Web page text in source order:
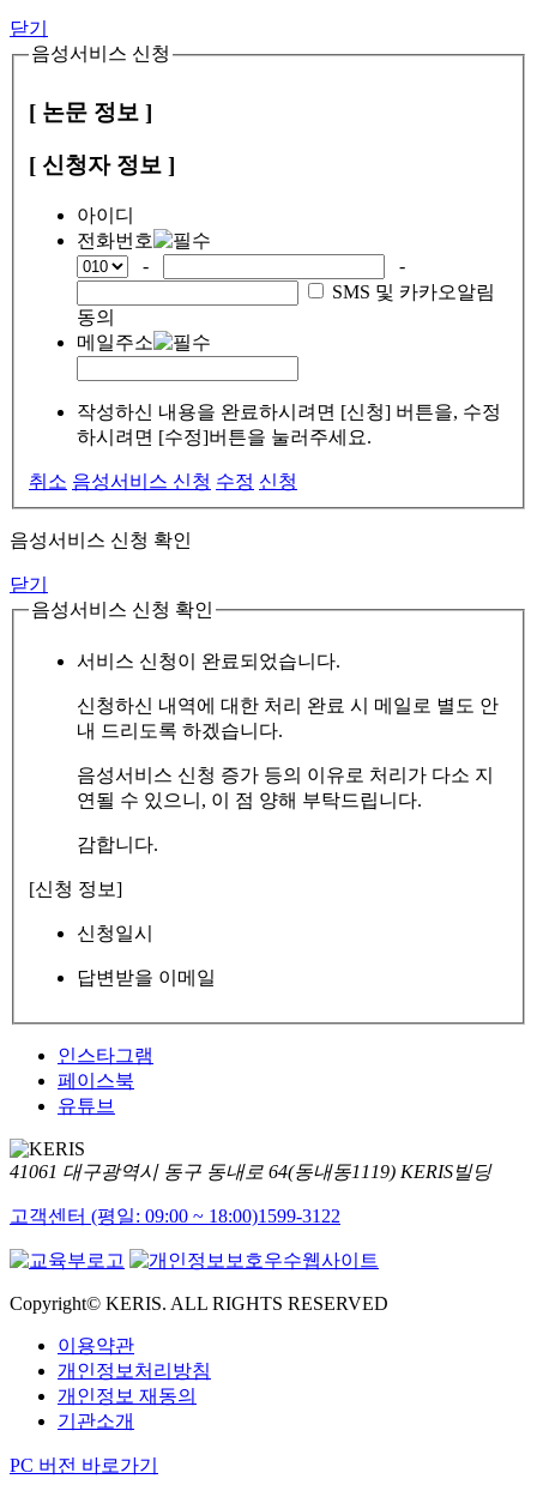
닫기
음성서비스 신청
[ 논문 정보 ]
[ 신청자 정보 ]
아이디
전화번호
-
-
SMS 및 카카오알림
동의
메일주소
작성하신 내용을 완료하시려면 [신청] 버튼을, 수정
하시려면 [수정]버튼을 눌러주세요.
취소 음성서비스 신청 수정 신청
음성서비스 신청 확인
닫기
음성서비스 신청 확인
서비스 신청이 완료되었습니다.
신청하신 내역에 대한 처리 완료 시 메일로 별도 안
내 드리도록 하겠습니다.
음성서비스 신청 증가 등의 이유로 처리가 다소 지
연될 수 있으니, 이 점 양해 부탁드립니다.
감합니다.
[신청 정보]
신청일시
답변받을 이메일
인스타그램
페이스북
유튜브
41061 대구광역시 동구 동내로 64(동내동1119) KERIS빌딩
고객센터 (평일: 09:00 ~ 18:00)1599-3122
Copyright© KERIS. ALL RIGHTS RESERVED
이용약관
개인정보처리방침
개인정보 재동의
기관소개
PC 버전 바로가기